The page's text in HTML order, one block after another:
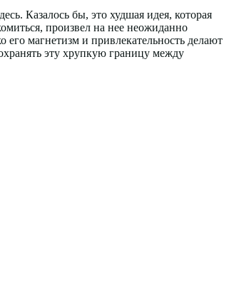
Казалось бы, это худшая идея, которая
произвел на нее неожиданно
магнетизм и привлекательность делают
эту хрупкую границу между